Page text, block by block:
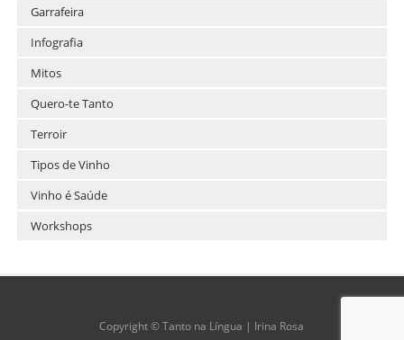
Garrafeira
Infografia
Mitos
Quero-te Tanto
Terroir
Tipos de Vinho
Vinho é Saúde
Workshops
Copyright © Tanto na Língua | Irina Rosa